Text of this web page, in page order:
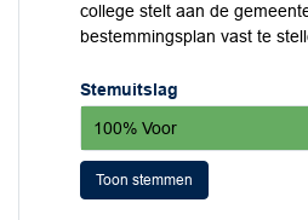
college stelt aan de
bestemmingsplan vast te
Stemuitslag
100% Voor
Toon stemmen